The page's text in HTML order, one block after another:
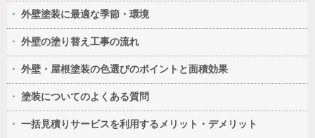
外壁塗装に最適な季節・環境
外壁の塗り替え工事の流れ
外壁・屋根塗装の色選びのポイントと面積効果
塗装についてのよくある質問
一括見積りサービスを利用するメリット・デメリット